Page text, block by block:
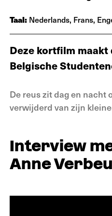
Taal: Nederlands, Frans,
Deze kortfilm maakt
Belgische
De reus zit dag en nacht
verwijderd van zijn
Interview
Anne